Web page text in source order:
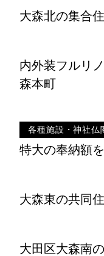
大森北の集合
内外装フルリ
森本町
各種施設・神社仏
特大の奉納額
大森東の共同
大田区大森南